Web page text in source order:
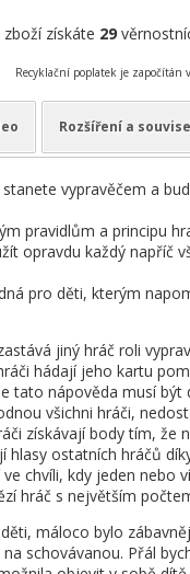
získáte 29
Recyklační poplatek je započítán
Rozšíření a
vypravěčem a
pravidlům a principu
opravdu každý napříč
pro děti, kterým
jiný hráč roli
hádají jeho kartu
tato nápověda musí být
všichni hráči,
získávají body tím, že
hlasy ostatních hráčů
chvíli, kdy jeden nebo
hráč s největším
máloco bylo
schovávanou. Přál